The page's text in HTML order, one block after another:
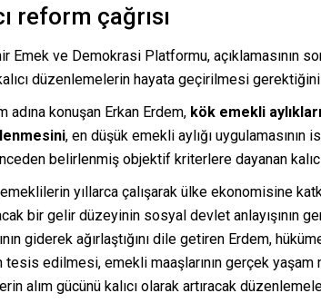
reform çağrısı
Emek ve Demokrasi Platformu, açıklamasının
düzenlemelerin hayata geçirilmesi gerektiğini
adına konuşan Erkan Erdem, kök emekli
, en düşük emekli aylığı uygulamasının
belirlenmiş objektif kriterlere dayanan
yıllarca çalışarak ülke ekonomisine
bir gelir düzeyinin sosyal devlet anlayışının
giderek ağırlaştığını dile getiren Erdem,
tesis edilmesi, emekli maaşlarının gerçek
alım gücünü kalıcı olarak artıracak